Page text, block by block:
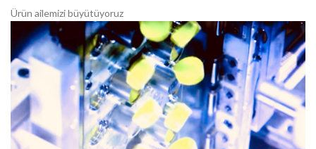
Ürün ailemizi büyütüyoruz